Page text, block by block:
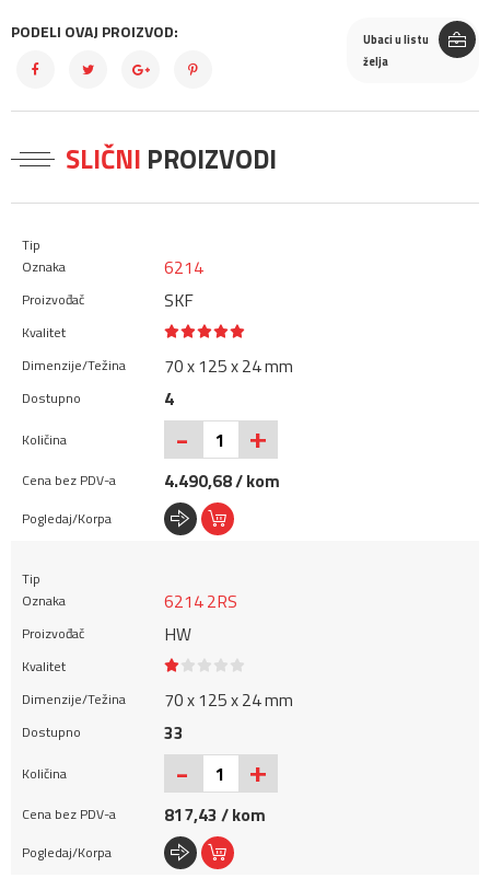
PODELI OVAJ PROIZVOD:
Ubaci u listu
želja
SLIČNI PROIZVODI
6214
SKF
70 x 125 x 24 mm
4
- +
4.490,68 / kom
6214 2RS
HW
70 x 125 x 24 mm
33
- +
817,43 / kom